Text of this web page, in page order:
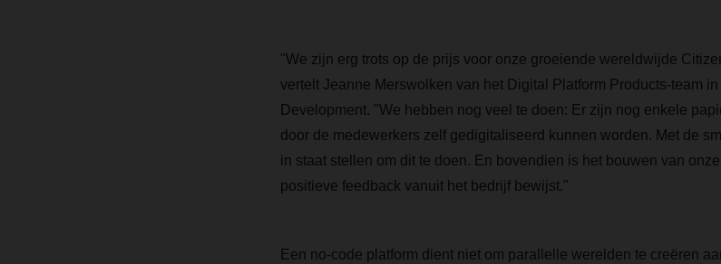
"We zijn erg trots op de prijs voor onze groeiende wereldwijde
vertelt Jeanne Merswolken van het Digital Platform Products-team
Development. "We hebben nog veel te doen: Er zijn nog enkele
door de medewerkers zelf gedigitaliseerd kunnen worden. Met de
in staat stellen om dit te doen. En bovendien is het bouwen van
positieve feedback vanuit het bedrijf bewijst."
Een no-code platform dient niet om parallelle werelden te creëren